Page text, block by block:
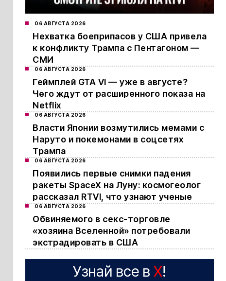
06 АВГУСТА 2026
Нехватка боеприпасов у США привела
к конфликту Трампа с Пентагоном —
СМИ
06 АВГУСТА 2026
Геймплей GTA VI — уже в августе?
Чего ждут от расширенного показа на
Netflix
06 АВГУСТА 2026
Власти Японии возмутились мемами с
Наруто и покемонами в соцсетях
Трампа
06 АВГУСТА 2026
Появились первые снимки падения
ракеты SpaceX на Луну: космогеолог
рассказал RTVI, что узнают ученые
06 АВГУСТА 2026
Обвиняемого в секс-торговле
«хозяина Вселенной» потребовали
экстрадировать в США
Узнай все в X!